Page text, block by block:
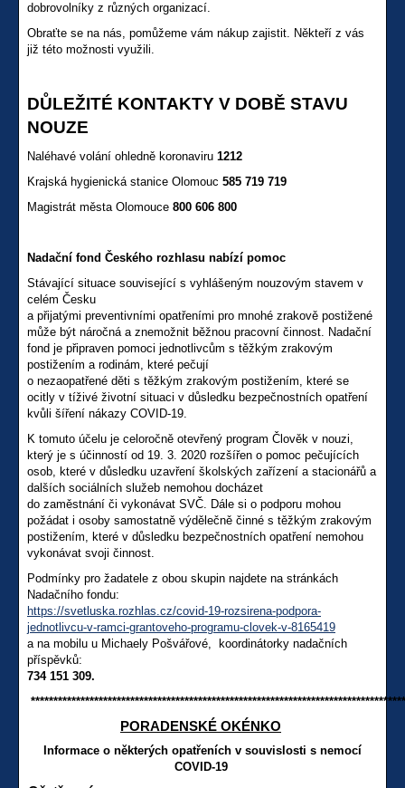
dobrovolníky z různých organizací.
Obraťte se na nás, pomůžeme vám nákup zajistit. Někteří z vás
již této možnosti využili.
DŮLEŽITÉ KONTAKTY V DOBĚ STAVU
NOUZE
Naléhavé volání ohledně koronaviru 1212
Krajská hygienická stanice Olomouc 585 719 719
Magistrát města Olomouce 800 606 800
Nadační fond Českého rozhlasu nabízí pomoc
Stávající situace související s vyhlášeným nouzovým stavem v
celém Česku
a přijatými preventivními opatřeními pro mnohé zrakově postižené
může být náročná a znemožnit běžnou pracovní činnost. Nadační
fond je připraven pomoci jednotlivcům s těžkým zrakovým
postižením a rodinám, které pečují
o nezaopatřené děti s těžkým zrakovým postižením, které se
ocitly v tíživé životní situaci v důsledku bezpečnostních opatření
kvůli šíření nákazy COVID-19.
K tomuto účelu je celoročně otevřený program Člověk v nouzi,
který je s účinností od 19. 3. 2020 rozšířen o pomoc pečujících
osob, které v důsledku uzavření školských zařízení a stacionářů a
dalších sociálních služeb nemohou docházet
do zaměstnání či vykonávat SVČ. Dále si o podporu mohou
požádat i osoby samostatně výdělečně činné s těžkým zrakovým
postižením, které v důsledku bezpečnostních opatření nemohou
vykonávat svoji činnost.
Podmínky pro žadatele z obou skupin najdete na stránkách
Nadačního fondu:
https://svetluska.rozhlas.cz/covid-19-rozsirena-podpora-
jednotlivcu-v-ramci-grantoveho-programu-clovek-v-8165419
a na mobilu u Michaely Pošvářové, koordinátorky nadačních
příspěvků:
734 151 309.
PORADENSKÉ OKÉNKO
Informace o některých opatřeních v souvislosti s nemocí
COVID-19